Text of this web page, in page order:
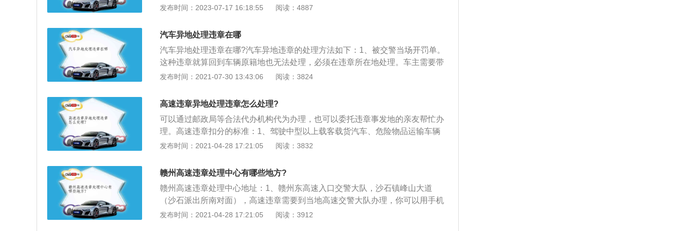
间、地点、违法行为以及办理程序等内容。交管部门不接受任何形式的汇款或转
人、乘车人以及与道路交通活动有关的单位和个人，违反了中华人民共和国道路
交通安全法及相关的法律、法规以及相关交通管理规章的行为。
发布时间：2023-07-17 16:18:55 阅读：4887
汽车异地处理违章在哪
汽车异地处理违章在哪?汽车异地违章的处理方法如下：1、被交警当场开罚单。
这种违章就算回到车辆原籍地也无法处理，必须在违章所在地处理。车主需要带
上身份证、驾驶证、行驶证还有罚单前往当地交通支队或者大队处理违章。需在
金。2、被电子监控设备拍下的违章。一般要过几天才收到违章短信通知，可以
到相关平台查询。处理方法是：前往当地交通支队处理；找当地的朋友代办，但
某些省市交管部门不接受他人代办，车主在委托朋友之前一定要了解清楚；邮政
代缴，如果违章只罚款不扣分的话，可以通过邮政局代缴罚款；网上车管所办
理，在网上的车管所注册好账号，将车辆信息、联系方式和身份信息等绑定好
费用，代办前要签订好相关协议，以免事后产生不必要的纠纷。
发布时间：2021-07-30 13:43:06 阅读：3824
高速违章异地处理违章怎么处理?
可以通过邮政局等合法代办机构代为办理，也可以委托违章事发地的亲友帮忙办
理。高速违章扣分的标准：1、驾驶中型以上载客载货汽车、危险物品运输车辆
在高速公路、城市快速路以外的道路上行驶或者驾驶其他机动车行驶超过规定时
规定时速10%以上不足50%的，罚款200元，记3分；4、超过规定时速50%以上
不足70%的，罚款500元，记6分；5、超过规定时速70%以上不足100%的，罚款
1000元，记6分，可以并处吊销；6、超过规定时速100%的，罚款2000元，记6
分，可以并处吊销；7、高速扣分标准交规中规定，驾驶机动车违反道路交通信
号灯通行的行为，一次记6分。但并非所有情况都会被扣掉6分。
发布时间：2021-04-28 17:21:05 阅读：3832
赣州高速违章处理中心有哪些地方?
赣州高速违章处理中心地址：1、赣州东高速入口交警大队，沙石镇峰山大道
（沙石派出所南对面），高速违章需要到当地高速交警大队办理，你可以用手机
导航搜索最近的“高速交警大队”，然后就可以去最近的高速交警大队处理；2、省
发布时间：2021-04-28 17:21:05 阅读：3912